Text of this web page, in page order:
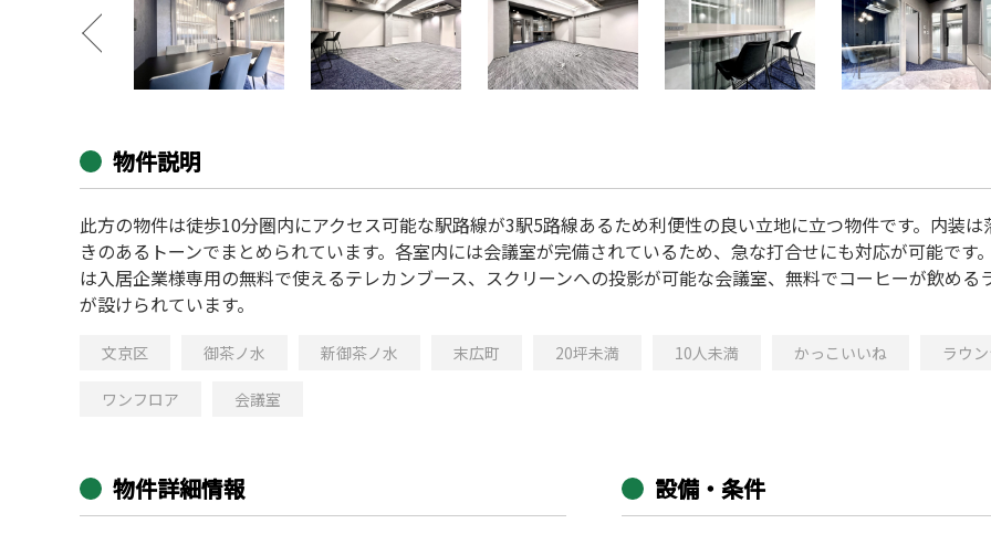
物件説明
此方の物件は徒歩10分圏内にアクセス可能な駅路線が3駅5路線あるため利便性の良い立地に立つ物件です。内装は
きのあるトーンでまとめられています。各室内には会議室が完備されているため、急な打合せにも対応が可能です
は入居企業様専用の無料で使えるテレカンブース、スクリーンへの投影が可能な会議室、無料でコーヒーが飲める
が設けられています。
文京区 御茶ノ水 新御茶ノ水 末広町 20坪未満 10人未満 かっこいいね ラウ
ワンフロア 会議室
物件詳細情報 設備・条件